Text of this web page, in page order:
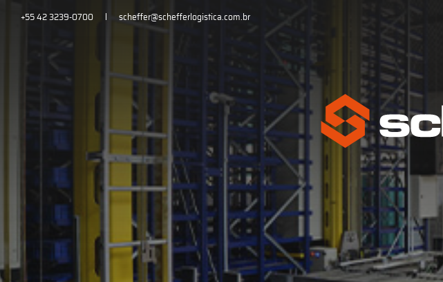
+55 42 3239-0700 scheffer@schefferlogistica.com.br